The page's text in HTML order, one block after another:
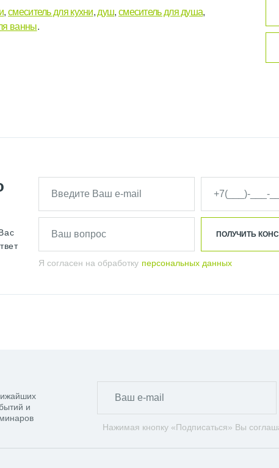
,смеситель для кухни, душ, смеситель для душа,
ванны.
Я согласен на обработку персональных данных
ПОЛУЧИТЬ
и
Нажимая кнопку «Подписаться» Вы